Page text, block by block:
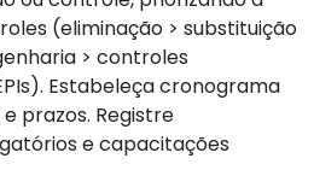
(eliminação > substituição
> controles
Estabeleça cronograma
prazos. Registre
e capacitações